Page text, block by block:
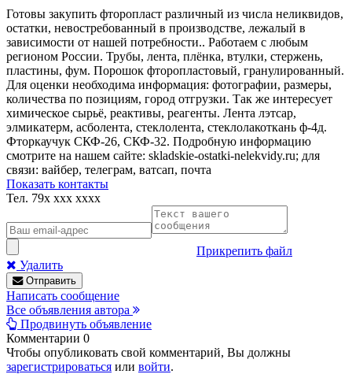
Готовы закупить фторопласт различный из числа неликвидов,
остатки, невостребованный в производстве, лежалый в
зависимости от нашей потребности.. Работаем с любым
регионом России. Трубы, лента, плёнка, втулки, стержень,
пластины, фум. Порошок фторопластовый, гранулированный.
Для оценки необходима информация: фотографии, размеры,
количества по позициям, город отгрузки. Так же интересует
химическое сырьё, реактивы, реагенты. Лента лэтсар,
элмикатерм, асболента, стеклолента, стеклолакоткань ф-4д.
Фторкаучук СКФ-26, СКФ-32. Подробную информацию
смотрите на нашем сайте: skladskie-ostatki-nelekvidy.ru; для
связи: вайбер, телеграм, ватсап, почта
Показать контакты
Тел. 79x xxx xxxx
Прикрепить файл
Удалить
Отправить
Написать сообщение
Все объявления автора
Продвинуть объявление
Комментарии 0
Чтобы опубликовать свой комментарий, Вы должны
зарегистрироваться или войти.